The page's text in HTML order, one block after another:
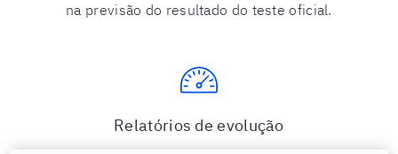
na previsão do resultado do teste oficial.
Relatórios de evolução